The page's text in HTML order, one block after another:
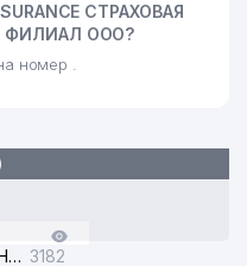
СТРАХОВАЯ
ФИЛИАЛ ООО?
номер .
ЯШНАБАДСКАЯ АВАРИЙНАЯ СЛУЖБА ЭЛЕКТРОСЕТИ 3182